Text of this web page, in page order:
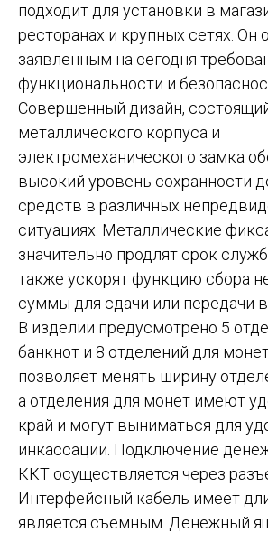
подходит для установки в
ресторанах и крупных сетях. Он
заявленным на сегодня
функциональности и
Совершенный дизайн,
металлического корпуса и
электромеханического замка
высокий уровень сохранности
средств в различных
ситуациях. Металлические
значительно продлят срок
также ускорят функцию сбора
суммы для сдачи или передачи
В изделии предусмотрено 5
банкнот и 8 отделений для
позволяет менять ширину
а отделения для монет имеют
край и могут выниматься для
инкассации. Подключение
ККТ осуществляется через
Интерфейсный кабель имеет
является съемным. Денежный